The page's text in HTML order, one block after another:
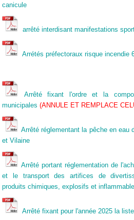
canicule
arrêté interdisant manifestations
Arrétés préfectoraux risque incendie
Arrêté fixant l'ordre et la
municipales (ANNULE ET REMPLACE
Arrêté réglementant la pêche en eau
et Vilaine
Arrêté portant réglementation de
et le transport des artifices de
produits chimiques, explosifs et
Arrêté fixant pour l'année 2025 la